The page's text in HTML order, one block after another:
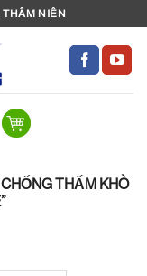
NIÊN
THẤM KHÒ